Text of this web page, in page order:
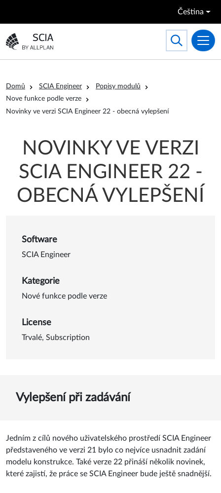
Čeština
Přejít na domovskou stránku
Toggle
Search
Drobečková navigace
Domů SCIA Engineer
Popisy modulů
Nove funkce podle verze
Novinky ve verzi SCIA Engineer 22 - obecná vylepšení
NOVINKY VE VERZI
SCIA ENGINEER 22 -
OBECNÁ VYLEPŠENÍ
Software
SCIA Engineer
Kategorie
Nové funkce podle verze
License
Trvalé, Subscription
Vylepšení při zadávání
Jedním z cílů nového uživatelského prostředí SCIA Engineer
představeného ve verzi 21 bylo co nejvíce usnadnit zadání
modelu konstrukce. Také verze 22 přináší několik novinek,
které zajistí, že práce se SCIA Engineer bude ještě snadnější.